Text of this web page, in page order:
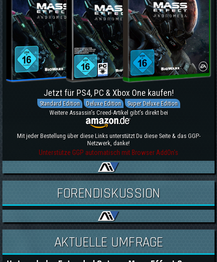
Jetzt für PS4, PC & Xbox One kaufen!
Standard Edition Deluxe Edition
Super Deluxe Edition
Weitere Assassin's Creed-Artikel gibt's direkt bei
Mit jeder Bestellung über diese Links unterstützt Du diese Seite & das GGP-
Netzwerk, danke!
Unterstütze GGP automatisch mit Browser AddOn's
FORENDISKUSSION
AKTUELLE UMFRAGE